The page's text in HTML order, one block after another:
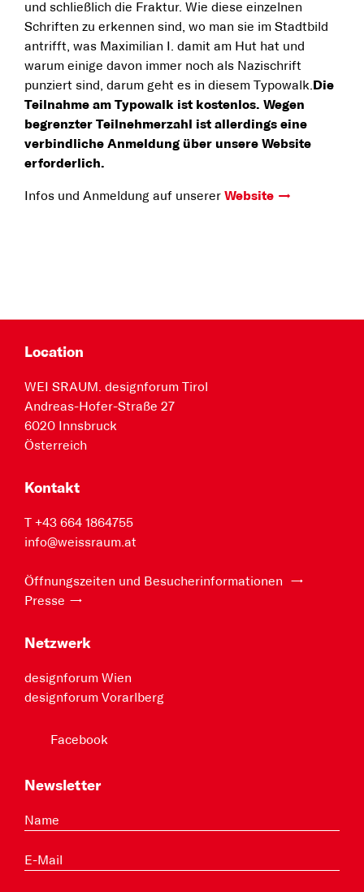
und schließlich die Fraktur. Wie diese einzelnen
Schriften zu erkennen sind, wo man sie im Stadtbild
antrifft, was Maximilian I. damit am Hut hat und
warum einige davon immer noch als Nazischrift
punziert sind, darum geht es in diesem Typowalk. Die
Teilnahme am Typowalk ist kostenlos. Wegen
begrenzter Teilnehmerzahl ist allerdings eine
verbindliche Anmeldung über unsere Website
erforderlich.
Infos und Anmeldung auf unserer Website
Location
WEI SRAUM. designforum Tirol
Andreas-Hofer-Straße 27
6020 Innsbruck
Österreich
Kontakt
T +43 664 1864755
info@weissraum.at
Öffnungszeiten und Besucherinformationen
Presse
Netzwerk
designforum Wien
designforum Vorarlberg
Facebook
Newsletter